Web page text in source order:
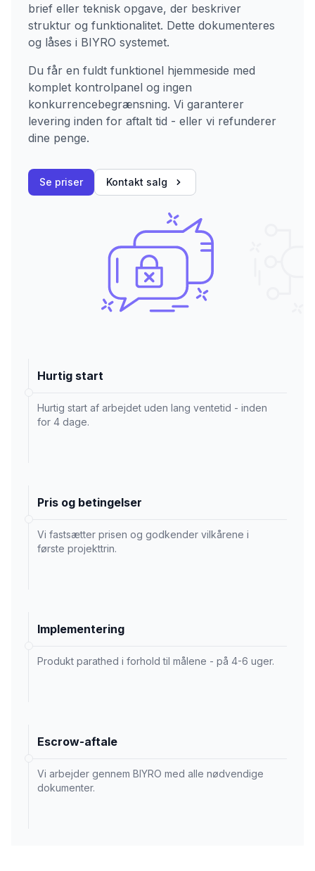
brief eller teknisk opgave, der beskriver
struktur og funktionalitet. Dette dokumenteres
og låses i BIYRO systemet.
Du får en fuldt funktionel hjemmeside med
komplet kontrolpanel og ingen
konkurrencebegrænsning. Vi garanterer
levering inden for aftalt tid - eller vi refunderer
dine penge.
Se priser Kontakt salg
Hurtig start
Hurtig start af arbejdet uden lang ventetid - inden
for 4 dage.
Pris og betingelser
Vi fastsætter prisen og godkender vilkårene i
første projekttrin.
Implementering
Produkt parathed i forhold til målene - på 4-6 uger.
Escrow-aftale
Vi arbejder gennem BIYRO med alle nødvendige
dokumenter.